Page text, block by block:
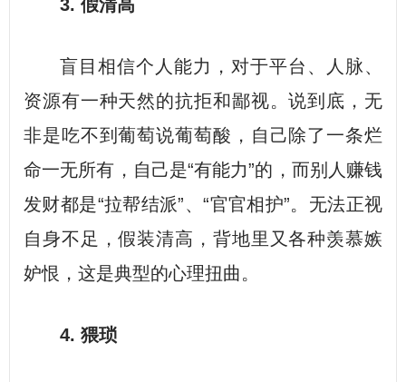
3. 假清高
盲目相信个人能力，对于平台、人脉、
资源有一种天然的抗拒和鄙视。说到底，无
非是吃不到葡萄说葡萄酸，自己除了一条烂
命一无所有，自己是“有能力”的，而别人赚钱
发财都是“拉帮结派”、“官官相护”。无法正视
自身不足，假装清高，背地里又各种羡慕嫉
妒恨，这是典型的心理扭曲。
4. 猥琐